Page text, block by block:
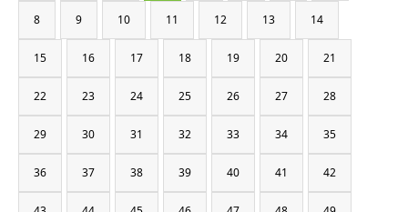
8 9 10 11 12 13 14
15 16 17 18 19 20 21
22 23 24 25 26 27 28
29 30 31 32 33 34 35
36 37 38 39 40 41 42